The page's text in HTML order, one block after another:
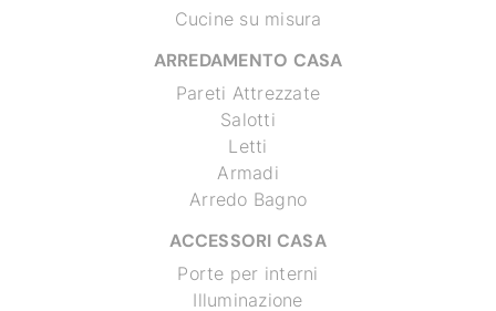
Cucine su misura
ARREDAMENTO CASA
Pareti Attrezzate
Salotti
Letti
Armadi
Arredo Bagno
ACCESSORI CASA
Porte per interni
Illuminazione